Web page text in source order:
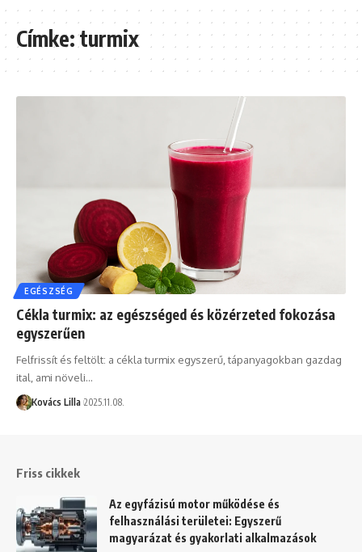
Címke:turmix
EGÉSZSÉG
Cékla turmix: az egészséged és közérzeted fokozása
egyszerűen
Felfrissít és feltölt: a cékla turmix egyszerű, tápanyagokban gazdag
ital, ami növeli…
Kovács Lilla 2025.11.08.
Friss cikkek
Az egyfázisú motor működése és
felhasználási területei: Egyszerű
magyarázat és gyakorlati alkalmazások